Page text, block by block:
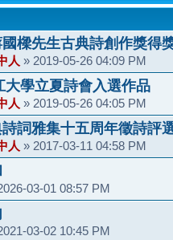
樑先生古典詩創作獎得
人 » 2019-05-26 04:09 PM
大學立夏詩會入選作品
人 » 2019-05-26 04:05 PM
詞雅集十五周年徵詩評
人 » 2017-03-11 04:58 PM
03-01 08:57 PM
03-02 10:45 PM